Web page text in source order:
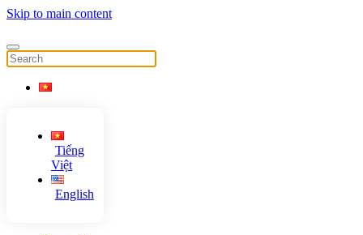
Skip to main content
Tiếng
Việt
English